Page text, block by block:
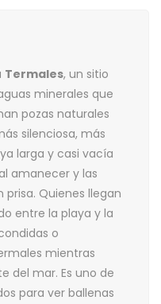
Termales, un sitio
minerales que
pozas naturales
silenciosa, más
larga y casi vacía
amanecer y las
prisa. Quienes llegan
entre la playa y la
o
mientras
del mar. Es uno de
para ver ballenas